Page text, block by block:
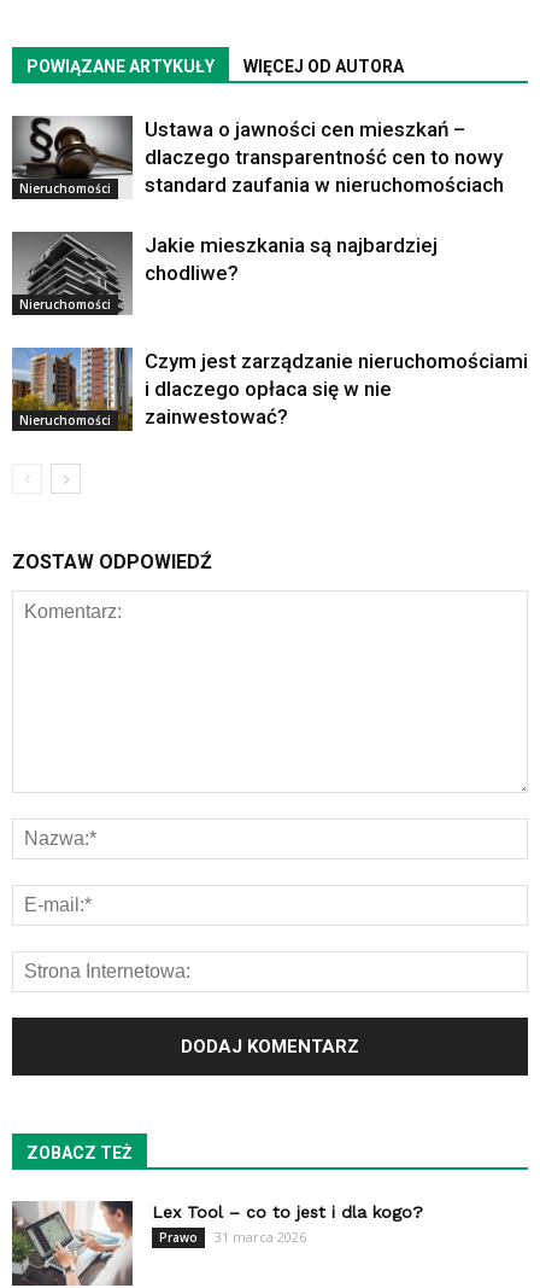
POWIĄZANE ARTYKUŁY WIĘCEJ OD AUTORA
Nieruchomości
Ustawa o jawności cen mieszkań –
dlaczego transparentność cen to nowy
standard zaufania w nieruchomościach
Nieruchomości
Jakie mieszkania są najbardziej
chodliwe?
Nieruchomości
Czym jest zarządzanie nieruchomościami
i dlaczego opłaca się w nie
zainwestować?
ZOSTAW ODPOWIEDŹ
ZOBACZ TEŻ
Lex Tool – co to jest i dla kogo?
Prawo 31 marca 2026